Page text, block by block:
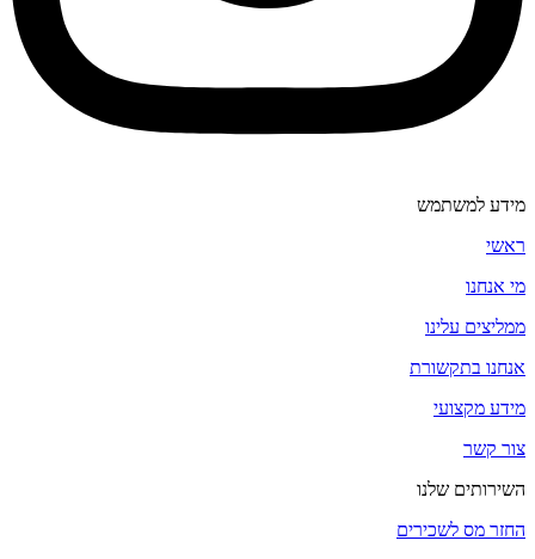
מידע למשתמש
ראשי
מי אנחנו
ממליצים עלינו
אנחנו בתקשורת
מידע מקצועי
צור קשר
השירותים שלנו
החזר מס לשכירים